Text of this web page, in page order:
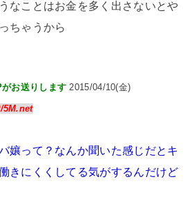
なことはお金を多く出さないとや
ちゃうから
お送りします 2015/04/10(金)
5M.net
孃って？なんか聞いた感じだとキ
きにくくしてる気がするんだけど